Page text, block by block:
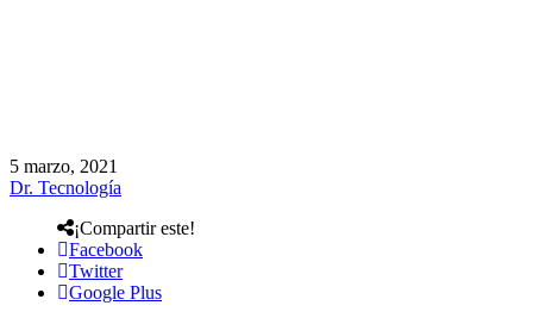
5 marzo, 2021
Dr. Tecnología
¡Compartir este!
Facebook
Twitter
Google Plus